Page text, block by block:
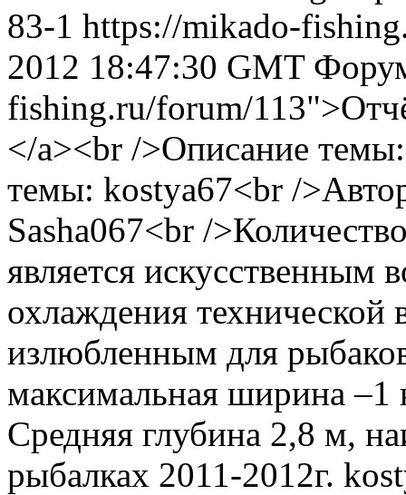
83-1 https://mikado-
2012 18:47:30 GMT
fishing.ru/forum/
</a><br />Описание
темы: kostya67<br /
Sasha067<br /
является искусственным
охлаждения технической
излюбленным для
максимальная ширина
Средняя глубина 2,8 м,
рыбалках 2011-2012г.